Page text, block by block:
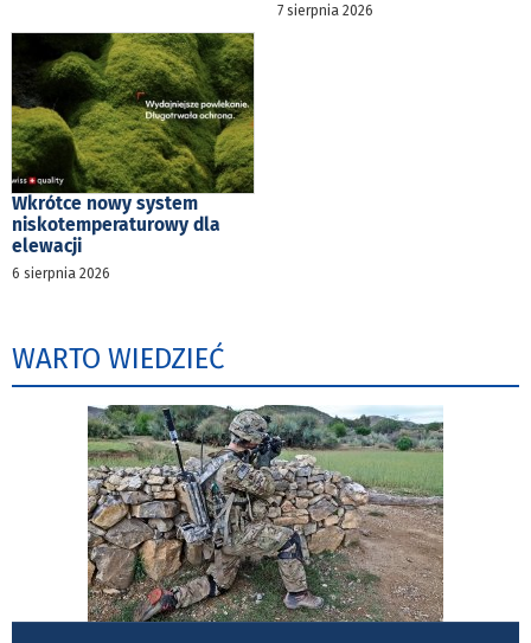
7 sierpnia 2026
Wkrótce nowy system
niskotemperaturowy dla
elewacji
6 sierpnia 2026
WARTO WIEDZIEĆ